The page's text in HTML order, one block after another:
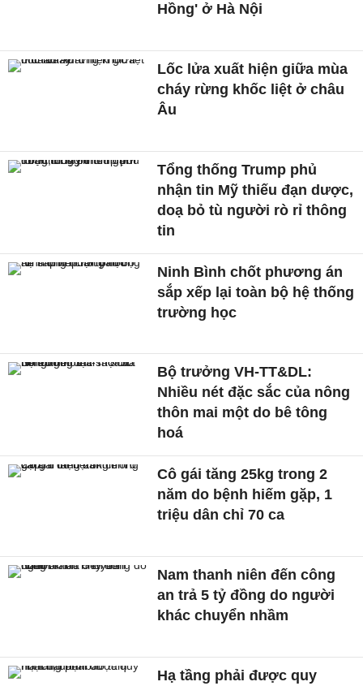
Hồng' ở Hà Nội
Lốc lửa xuất hiện giữa mùa
cháy rừng khốc liệt ở châu
Âu
Tổng thống Trump phủ
nhận tin Mỹ thiếu đạn dược,
doạ bỏ tù người rò rỉ thông
tin
Ninh Bình chốt phương án
sắp xếp lại toàn bộ hệ thống
trường học
Bộ trưởng VH-TT&DL:
Nhiều nét đặc sắc của nông
thôn mai một do bê tông
hoá
Cô gái tăng 25kg trong 2
năm do bệnh hiếm gặp, 1
triệu dân chỉ 70 ca
Nam thanh niên đến công
an trả 5 tỷ đồng do người
khác chuyển nhầm
Hạ tầng phải được quy